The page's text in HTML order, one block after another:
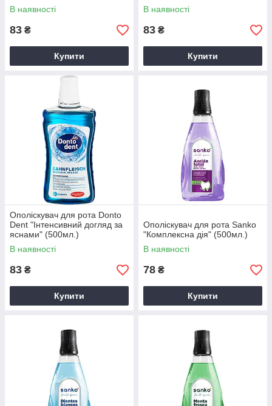
В наявності
83 ₴
Купити
В наявності
83 ₴
Купити
Ополіскувач для рота Donto
Dent "Інтенсивний догляд за
яснами" (500мл.)
В наявності
83 ₴
Купити
Ополіскувач для рота Sanko
"Комплексна дія" (500мл.)
В наявності
78 ₴
Купити